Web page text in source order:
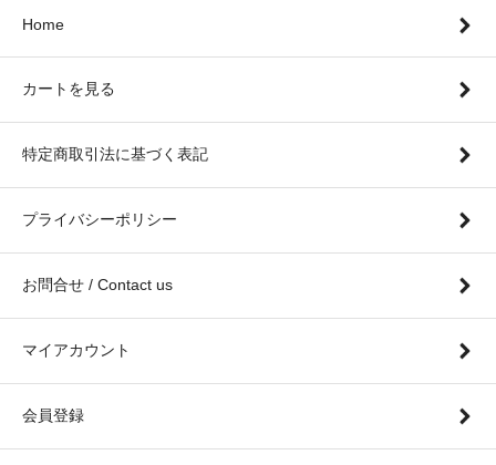
Home
カートを見る
特定商取引法に基づく表記
プライバシーポリシー
お問合せ / Contact us
マイアカウント
会員登録